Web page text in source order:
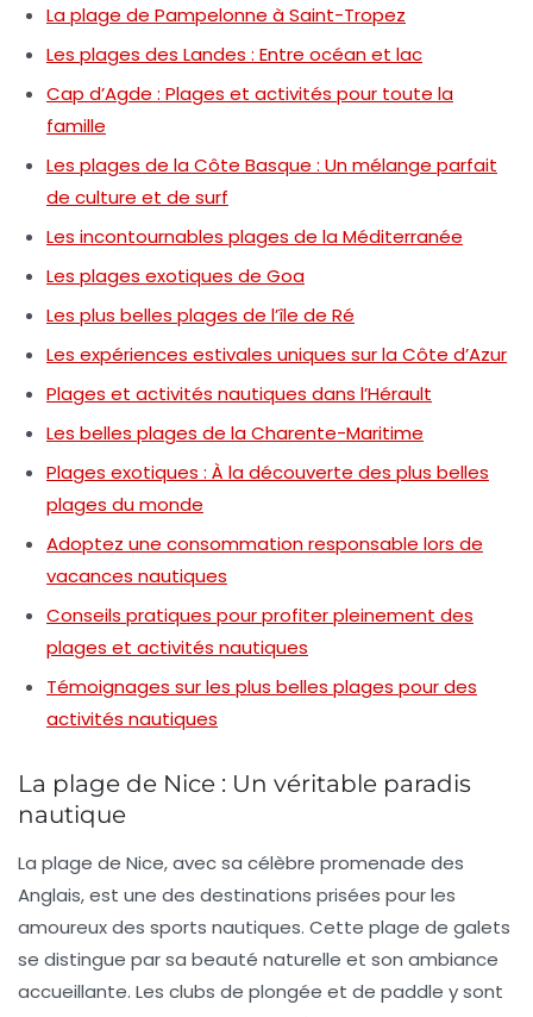
La plage de Pampelonne à Saint-Tropez
Les plages des Landes : Entre océan et lac
Cap d’Agde : Plages et activités pour toute la
famille
Les plages de la Côte Basque : Un mélange parfait
de culture et de surf
Les incontournables plages de la Méditerranée
Les plages exotiques de Goa
Les plus belles plages de l’île de Ré
Les expériences estivales uniques sur la Côte d’Azur
Plages et activités nautiques dans l’Hérault
Les belles plages de la Charente-Maritime
Plages exotiques : À la découverte des plus belles
plages du monde
Adoptez une consommation responsable lors de
vacances nautiques
Conseils pratiques pour profiter pleinement des
plages et activités nautiques
Témoignages sur les plus belles plages pour des
activités nautiques
La plage de Nice : Un véritable paradis
nautique
La plage de Nice, avec sa célèbre promenade des
Anglais, est une des destinations prisées pour les
amoureux des sports nautiques. Cette plage de galets
se distingue par sa beauté naturelle et son ambiance
accueillante. Les clubs de plongée et de paddle y sont